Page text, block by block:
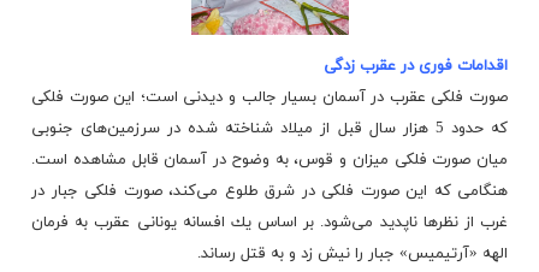
اقدامات فوری در عقرب زدگی
صورت فلکی عقرب در آسمان بسیار جالب و دیدنی است؛ این صورت فلکی
كه حدود 5 هزار سال قبل از میلاد شناخته شده در سرزمین‌های جنوبی
میان صورت فلكی میزان و قوس، به وضوح در آسمان قابل مشاهده است.
هنگامی كه این صورت فلكی در شرق طلوع می‌كند، صورت فلكی جبار در
غرب از نظرها ناپدید می‌شود. بر اساس یك افسانه‌ یونانی عقرب به فرمان
الهه «آرتیمیس» جبار را نیش زد و به قتل رساند.